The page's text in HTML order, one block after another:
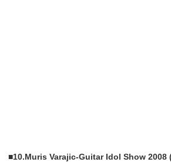
■10.Muris Varajic-Guitar Idol Show 2008